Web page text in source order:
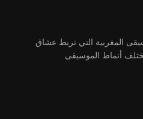
المغربية التي تربط عشاق
أنماط الموسيقى